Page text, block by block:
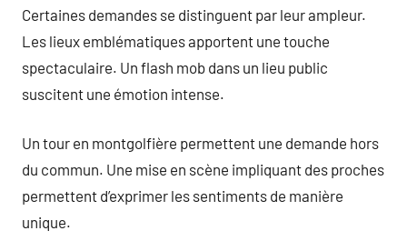
Certaines demandes se distinguent par leur ampleur.
Les lieux emblématiques apportent une touche
spectaculaire. Un flash mob dans un lieu public
suscitent une émotion intense.
Un tour en montgolfière permettent une demande hors
du commun. Une mise en scène impliquant des proches
permettent d’exprimer les sentiments de manière
unique.